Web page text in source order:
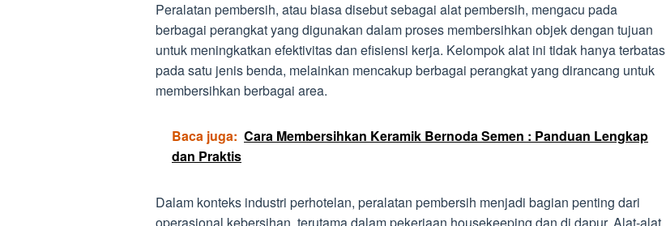
Peralatan pembersih, atau biasa disebut sebagai alat pembersih, mengacu pada
berbagai perangkat yang digunakan dalam proses membersihkan objek dengan tujuan
untuk meningkatkan efektivitas dan efisiensi kerja. Kelompok alat ini tidak hanya terbatas
pada satu jenis benda, melainkan mencakup berbagai perangkat yang dirancang untuk
membersihkan berbagai area.
Baca juga: Cara Membersihkan Keramik Bernoda Semen : Panduan Lengkap
dan Praktis
Dalam konteks industri perhotelan, peralatan pembersih menjadi bagian penting dari
operasional kebersihan, terutama dalam pekerjaan housekeeping dan di dapur. Alat-alat